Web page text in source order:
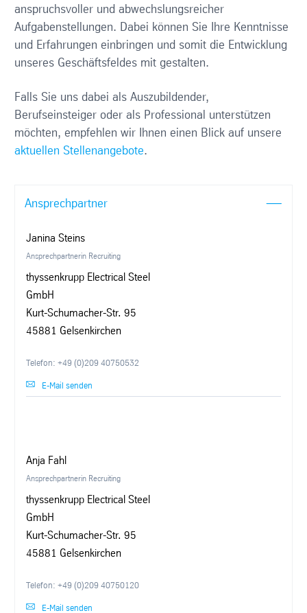
anspruchsvoller und abwechslungsreicher
Aufgabenstellungen. Dabei können Sie Ihre Kenntnisse
und Erfahrungen einbringen und somit die Entwicklung
unseres Geschäftsfeldes mit gestalten.
Falls Sie uns dabei als Auszubildender,
Berufseinsteiger oder als Professional unterstützen
möchten, empfehlen wir Ihnen einen Blick auf unsere
aktuellen Stellenangebote.
Ansprechpartner
Janina Steins
Ansprechpartnerin Recruiting
thyssenkrupp Electrical Steel
GmbH
Kurt-Schumacher-Str. 95
45881 Gelsenkirchen
Telefon: +49 (0)209 40750532
E-Mail senden
Anja Fahl
Ansprechpartnerin Recruiting
thyssenkrupp Electrical Steel
GmbH
Kurt-Schumacher-Str. 95
45881 Gelsenkirchen
Telefon: +49 (0)209 40750120
E-Mail senden